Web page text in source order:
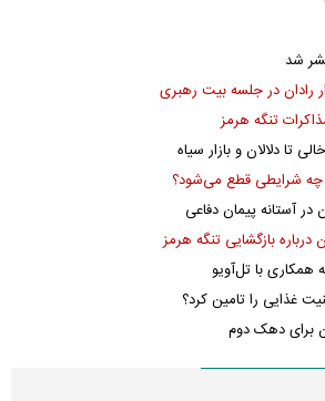
شد
رادان در جلسه بیت رهبری
تنگه هرمز
تا دلالان و بازار سیاه
چه شرایطی قطع می‌شود؟
در آستانه پیمان دفاعی
بازگشایی تنگه هرمز
همکاری با تل‌آویو
غذایی را تامین کرد؟
برای دهک دوم